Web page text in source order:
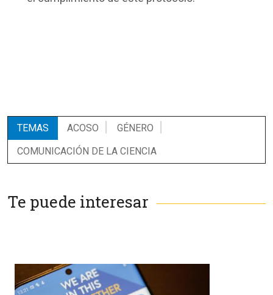
TEMAS ACOSO
GÉNERO
COMUNICACIÓN DE LA CIENCIA
Te puede interesar